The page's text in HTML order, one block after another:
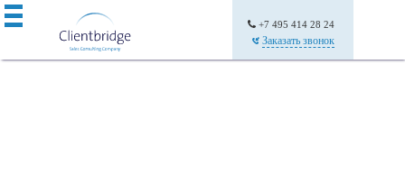
+7 495 414 28 24
Заказать звонок